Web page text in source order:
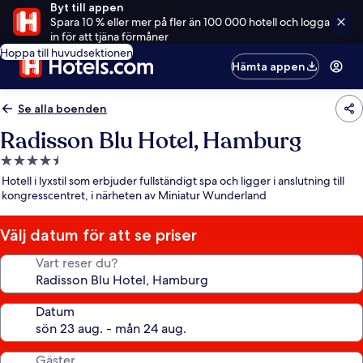
Byt till appen
Spara 10 % eller mer på fler än 100 000 hotell och logga
in för att tjäna förmåner
Hoppa till huvudsektionen
Hämta appen
Se alla boenden
Radisson Blu Hotel, Hamburg
4.5-
stjärnigt
boende
Hotell i lyxstil som erbjuder fullständigt spa och ligger i anslutning till
kongresscentret, i närheten av Miniatur Wunderland
Välj datum för att se priser
Vart reser du?
Datum